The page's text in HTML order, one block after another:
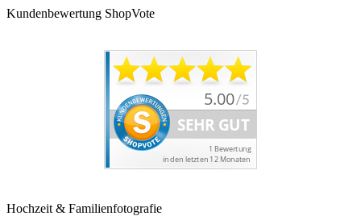
Kundenbewertung ShopVote
Hochzeit & Familienfotografie